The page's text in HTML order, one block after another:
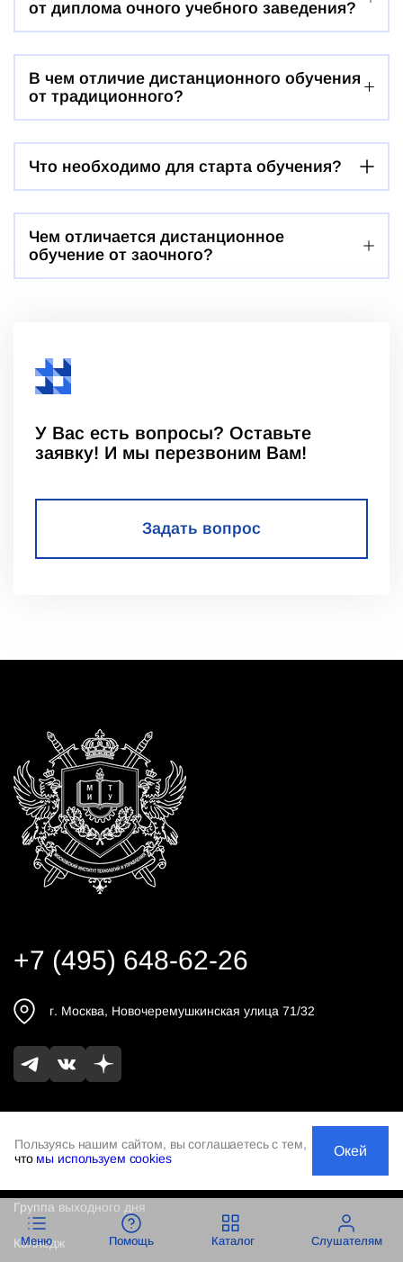
от диплома очного учебного заведения?
В чем отличие дистанционного обучения
от традиционного?
Что необходимо для старта обучения?
Чем отличается дистанционное
обучение от заочного?
У Вас есть вопросы? Оставьте
заявку! И мы перезвоним Вам!
Задать вопрос
Меню Помощь Каталог Слушателям
Пользуясь нашим сайтом, вы соглашаетесь с тем,
что мы используем cookies Окей
Группа выходного дня
Колледж
+7 (495) 648-62-26
г. Москва, Новочеремушкинская улица 71/32